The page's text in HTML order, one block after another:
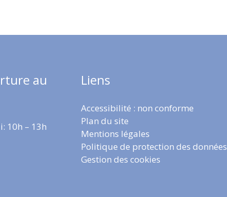
au
10h – 13h
Liens
Accessibilité : non conforme
Plan du site
Mentions légales
Politique de protection des données
Gestion des cookies